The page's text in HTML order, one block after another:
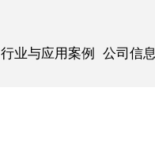
行业与应用案例 公司信息